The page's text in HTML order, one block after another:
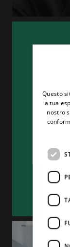
Questo
la tua
nostro